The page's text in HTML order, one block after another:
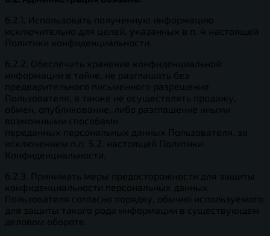
6.2.1. Использовать полученную информацию
исключительно для целей, указанных в п. 4 настоящей
Политики конфиденциальности.
6.2.2. Обеспечить хранение конфиденциальной
информации в тайне, не разглашать без
предварительного письменного разрешения
Пользователя, а также не осуществлять продажу,
обмен, опубликование, либо разглашение иными
возможными способами
переданных персональных данных Пользователя, за
исключением п.п. 5.2. настоящей Политики
Конфиденциальности.
6.2.3. Принимать меры предосторожности для защиты
конфиденциальности персональных данных
Пользователя согласно порядку, обычно используемого
для защиты такого рода информации в существующем
деловом обороте.